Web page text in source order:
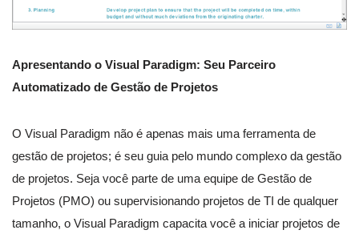
Apresentando o Visual Paradigm: Seu Parceiro
Automatizado de Gestão de Projetos
O Visual Paradigm não é apenas mais uma ferramenta de
gestão de projetos; é seu guia pelo mundo complexo da gestão
de projetos. Seja você parte de uma equipe de Gestão de
Projetos (PMO) ou supervisionando projetos de TI de qualquer
tamanho, o Visual Paradigm capacita você a iniciar projetos de